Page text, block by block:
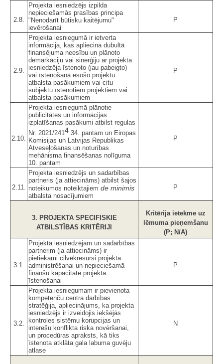
2.8.
Projekta iesniedzējs izpilda
nepieciešamās prasības principa
"Nenodarīt būtisku kaitējumu"
ievērošanai
P
2.9.
Projekta iesniegumā ir ietverta
informācija, kas apliecina dubultā
finansējuma neesību un plānoto
demarkāciju vai sinerģiju ar projekta
iesniedzēja īstenoto (jau pabeigto)
vai īstenošanā esošo projektu
atbalsta pasākumiem vai citu
subjektu īstenotiem projektiem vai
atbalsta pasākumiem
P
2.10.
Projekta iesniegumā plānotie
publicitātes un informācijas
izplatīšanas pasākumi atbilst regulas
Nr. 2021/2414 34. pantam un Eiropas
Komisijas un Latvijas Republikas
Atveseļošanas un noturības
mehānisma finansēšanas nolīguma
10. pantam
P
2.11.
Projekta iesniedzējs un sadarbības
partneris (ja attiecināms) atbilst šajos
noteikumos noteiktajiem de minimis
atbalsta nosacījumiem
P
3. PROJEKTA SPECIFISKIE
ATBILSTĪBAS KRITĒRIJI
Kritērija ietekme uz
lēmuma pieņemšanu
(P; N/A)
3.1.
Projekta iesniedzējam un sadarbības
partnerim (ja attiecināms) ir
pietiekami cilvēkresursi projekta
administrēšanai un nepieciešamā
finanšu kapacitāte projekta
īstenošanai
P
3.2.
Projekta iesniegumam ir pievienota
kompetenču centra darbības
stratēģija, apliecinājums, ka projekta
iesniedzējs ir izveidojis iekšējās
kontroles sistēmu korupcijas un
interešu konflikta riska novēršanai,
un procedūras apraksts, kā tiks
īstenota atklāta gala labuma guvēju
atlase
N